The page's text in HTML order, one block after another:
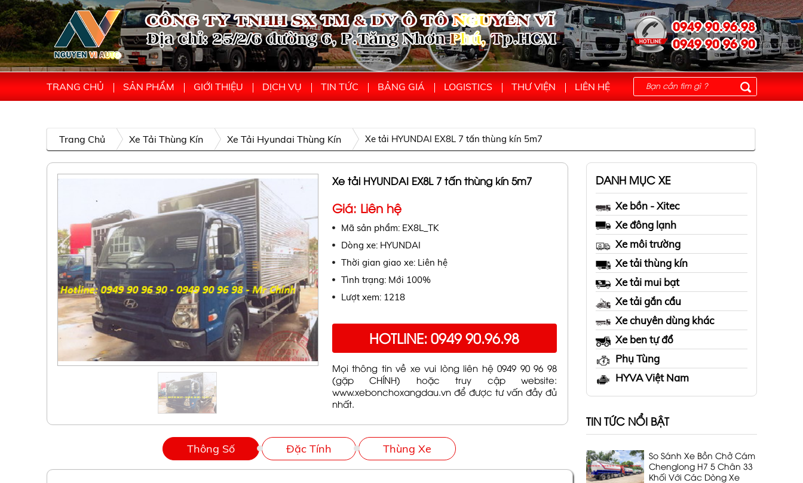
0949 90.96.98
0949 90 96 90
TRANG CHỦ SẢN PHẨM GIỚI THIỆU DỊCH VỤ TIN TỨC BẢNG GIÁ LOGISTICS THƯ VIỆN LIÊN HỆ
Trang Chủ Xe Tải Thùng Kín Xe Tải Hyundai Thùng Kín Xe tải HYUNDAI EX8L 7 tấn thùng kín 5m7
DANH MỤC XE
Xe bồn - Xitec
Xe đông lạnh
Xe môi trường
Xe tải thùng kín
Xe tải mui bạt
Xe tải gắn cẩu
Xe chuyên dùng khác
Xe ben tự đổ
Phụ Tùng
HYVA Việt Nam
TIN TỨC NỔI BẬT
So Sánh Xe Bồn Chở Cám
Chenglong H7 5 Chân 33
Khối Với Các Dòng Xe
Xe tải HYUNDAI EX8L 7 tấn thùng kín 5m7
Giá: Liên hệ
Mã sản phẩm: EX8L_TK
Dòng xe: HYUNDAI
Thời gian giao xe: Liên hệ
Tình trạng: Mới 100%
Lượt xem: 1218
HOTLINE: 0949 90.96.98
Mọi thông tin về xe vui lòng liên hệ 0949 90 96 98
(gặp CHÍNH) hoặc truy cập website:
www.xebonchoxangdau.vn để được tư vấn đầy đủ
nhất.
Thông Số Đặc Tính Thùng Xe